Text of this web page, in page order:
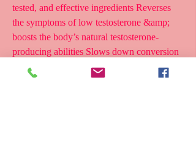
tested, and effective ingredients Reverses
the symptoms of low testosterone &amp;
boosts the body’s natural testosterone-
producing abilities Slows down conversion
of testosterone to estrogen Dosage: 4 caps a
day Boosts energy levels, muscle growth,